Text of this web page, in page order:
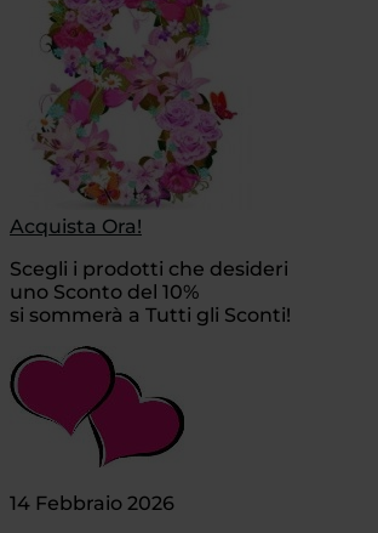
Acquista Ora!
Scegli i prodotti che desideri
uno Sconto del 10%
si sommerà a Tutti gli Sconti!
14 Febbraio 2026